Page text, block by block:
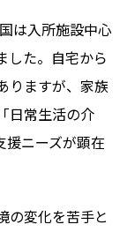
は入所施設中心
した。自宅から
りますが、家族
日常生活の介
援ニーズが顕在
の変化を苦手と